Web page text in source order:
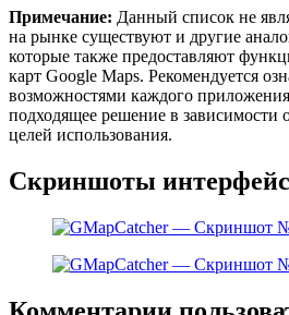
Примечание: Данный список не
на рынке существуют и другие
которые также предоставляют
карт Google Maps. Рекомендуется
возможностями каждого
подходящее решение в зависимости
целей использования.
Скриншоты